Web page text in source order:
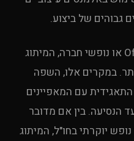
גבוהים של ביצוע.
כאשר מדובר באירועי Offsites או נופשי חברה, המיתוג
במקרים אלו, השפה
עם המאפיינים
הנסיעה. בין אם מדובר
יוקרתי בחו"ל, המיתוג